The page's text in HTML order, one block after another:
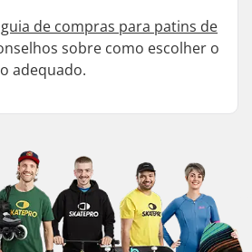
guia de compras para patins de
sobre como escolher o
adequado.